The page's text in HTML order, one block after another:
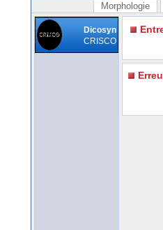
Morphologie
Dicosyn
CRISCO